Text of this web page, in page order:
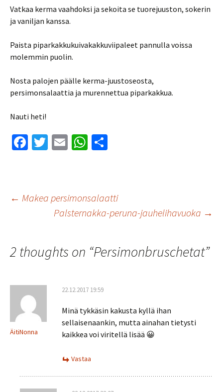
Vatkaa kerma vaahdoksi ja sekoita se tuorejuuston, sokerin
ja vaniljan kanssa.
Paista piparkakkukuivakakkuviipaleet pannulla voissa
molemmin puolin.
Nosta palojen päälle kerma-juustoseosta,
persimonsalaattia ja murennettua piparkakkua.
Nauti heti!
Fa
o
o
T
E
l
W
sA
p
p
e
Artikkelien
← Makea persimonsalaatti
Palsternakka-peruna-jauhelihavuoka →
2 thoughts on “Persimonbruschetat”
ÄitiNonna
22.12.2017 19:59
Minä tykkäsin kakusta kyllä ihan
sellaisenaankin, mutta ainahan tietysti
kaikkea voi viritellä lisää 😀
Vastaa